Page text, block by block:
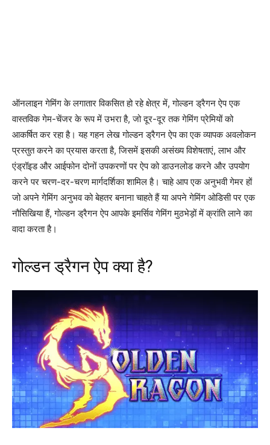
ऑनलाइन गेमिंग के लगातार विकसित हो रहे क्षेत्र में, गोल्डन ड्रैगन ऐप एक
वास्तविक गेम-चेंजर के रूप में उभरा है, जो दूर-दूर तक गेमिंग प्रेमियों को
आकर्षित कर रहा है। यह गहन लेख गोल्डन ड्रैगन ऐप का एक व्यापक अवलोकन
प्रस्तुत करने का प्रयास करता है, जिसमें इसकी असंख्य विशेषताएं, लाभ और
एंड्रॉइड और आईफोन दोनों उपकरणों पर ऐप को डाउनलोड करने और उपयोग
करने पर चरण-दर-चरण मार्गदर्शिका शामिल है। चाहे आप एक अनुभवी गेमर हों
जो अपने गेमिंग अनुभव को बेहतर बनाना चाहते हैं या अपने गेमिंग ओडिसी पर एक
नौसिखिया हैं, गोल्डन ड्रैगन ऐप आपके इमर्सिव गेमिंग मुठभेड़ों में क्रांति लाने का
वादा करता है।
गोल्डन ड्रैगन ऐप क्या है?